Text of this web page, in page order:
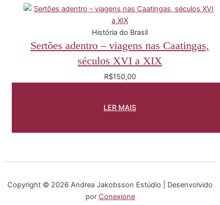
História do Brasil
Sertões adentro – viagens nas Caatingas,
séculos XVI a XIX
R$150,00
LER MAIS
Copyright © 2026 Andrea Jakobsson Estúdio | Desenvolvido
por Conexione